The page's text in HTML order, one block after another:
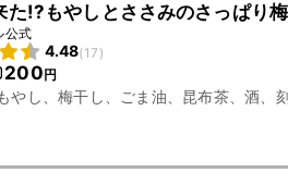
た!?もやしとささみのさっぱり
公式
4.48(17 )
200円
やし、梅干し、ごま油、昆布茶、酒、